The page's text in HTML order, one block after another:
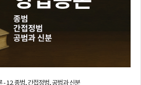
- 12. 종범, 간접정범, 공범과 신분